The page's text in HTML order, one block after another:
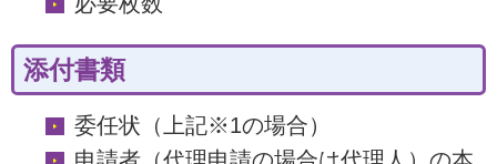
添付書類
委任状（上記※1の場合）